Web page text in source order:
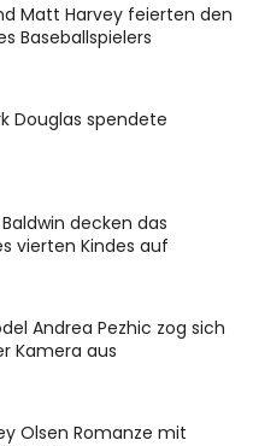
Matt Harvey feierten den
Baseballspielers
Douglas spendete
decken das
vierten Kindes auf
Andrea Pezhic zog sich
Kamera aus
Olsen Romanze mit